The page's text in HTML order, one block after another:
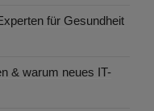
für Gesundheit
& warum neues IT-